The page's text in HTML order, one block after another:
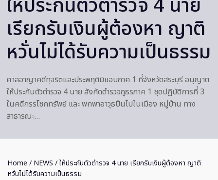
ให้ประกันตัวตำรวจ 4 นาย
เรียกรับเงินผู้ต้องหา ญาติ
หวั่นไม่ได้รับความเป็นธรรม
ศาลอาญาคดีทุจริตและประพฤติมิชอบภาค 1 ที่จังหวัดสระบุรี อนุญาต
ให้ประกันตัวตำรวจ 4 นาย สังกัดตำรวจภูธรภาค 1 ชุดปฏิบัติการที่ 3
ในคดีกรรโชกทรัพย์ และ พกพาอาวุธปืนไปในเมือง หมู่บ้าน ทาง
สาธารณะ…
Home / NEWS / ให้ประกันตัวตำรวจ 4 นาย เรียกรับเงินผู้ต้องหา ญาติ
หวั่นไม่ได้รับความเป็นธรรม